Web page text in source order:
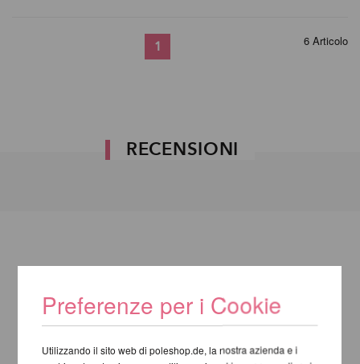
1 6 Articolo
RECENSIONI
Preferenze per i Cookie
Utilizzando il sito web di poleshop.de, la nostra azienda e i